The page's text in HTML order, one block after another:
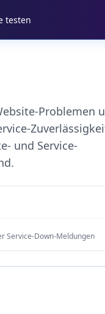
testen
Problemen
und Service-
Service-Down-Meldungen